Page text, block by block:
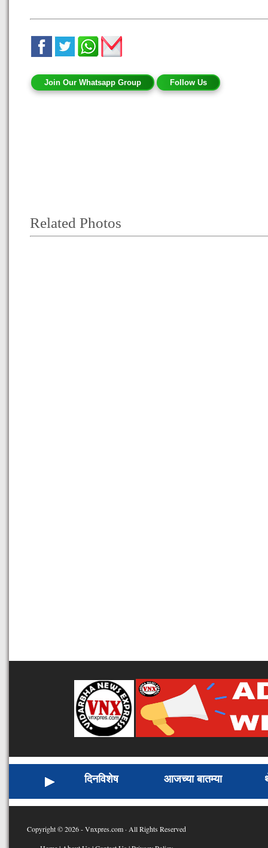
Join Our Whatsapp Group Follow Us
Related Photos
दिनविशेष आजच्या बातम्या
Copyright © 2026 - Vnxpres.com · All Rights Reserved